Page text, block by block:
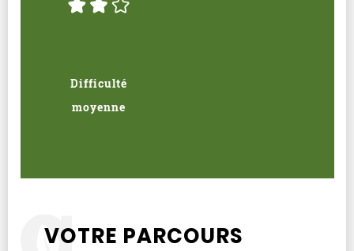
Difficulté
moyenne
VOTRE PARCOURS